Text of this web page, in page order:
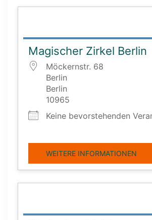
Magischer Zirkel Berlin
Möckernstr. 68
Berlin
Berlin
10965
Keine bevorstehenden
WEITERE INFORMATIONEN